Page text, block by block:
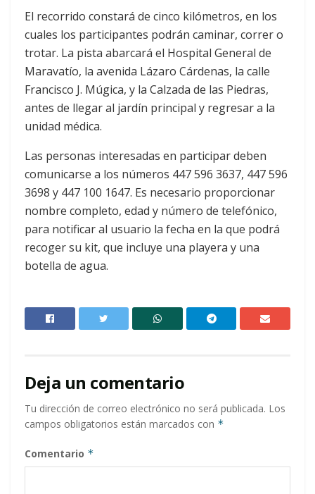
El recorrido constará de cinco kilómetros, en los
cuales los participantes podrán caminar, correr o
trotar. La pista abarcará el Hospital General de
Maravatío, la avenida Lázaro Cárdenas, la calle
Francisco J. Múgica, y la Calzada de las Piedras,
antes de llegar al jardín principal y regresar a la
unidad médica.
Las personas interesadas en participar deben
comunicarse a los números 447 596 3637, 447 596
3698 y 447 100 1647. Es necesario proporcionar
nombre completo, edad y número de telefónico,
para notificar al usuario la fecha en la que podrá
recoger su kit, que incluye una playera y una
botella de agua.
Deja un comentario
Tu dirección de correo electrónico no será publicada. Los
campos obligatorios están marcados con *
Comentario *